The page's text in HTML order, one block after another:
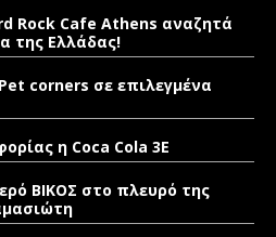
Rock Cafe Athens αναζητά
της Ελλάδας!
corners σε επιλεγμένα
η Coca Cola 3E
ΒΙΚΟΣ στο πλευρό της